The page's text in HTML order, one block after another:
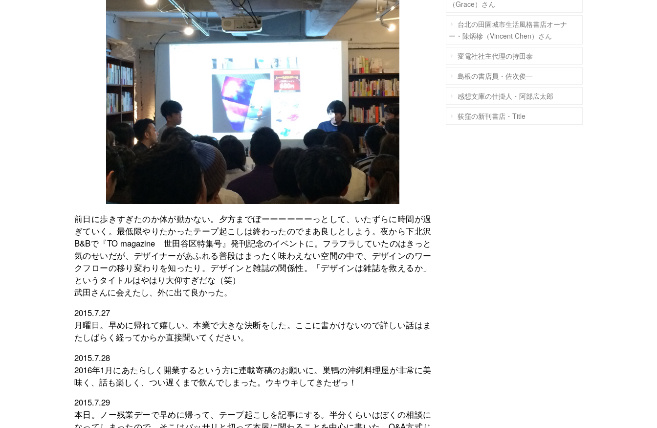
前日に歩きすぎたのか体が動かない。夕方までぼーーーーーーっとして、いたずらに時間が過
ぎていく。最低限やりたかったテープ起こしは終わったのでまあ良しとしよう。夜から下北沢
B&Bで『TO magazine 世田谷区特集号』発刊記念のイベントに。フラフラしていたのはきっと
気のせいだが、デザイナーがあふれる普段はまったく味わえない空間の中で、デザインのワー
クフローの移り変わりを知ったり。デザインと雑誌の関係性。「デザインは雑誌を救えるか」
というタイトルはやはり大仰すぎだな（笑）
武田さんに会えたし、外に出て良かった。
2015.7.27
月曜日。早めに帰れて嬉しい。本業で大きな決断をした。ここに書かけないので詳しい話はま
たしばらく経ってからか直接聞いてください。
2015.7.28
2016年1月にあたらしく開業するという方に連載寄稿のお願いに。巣鴨の沖縄料理屋が非常に美
味く、話も楽しく、つい遅くまで飲んでしまった。ウキウキしてきたぜっ！
2015.7.29
本日。ノー残業デーで早めに帰って、テープ起こしを記事にする。半分くらいはぼくの相談に
（Grace）さん
台北の田園城市生活風格書店オーナ
ー・陳炳槮（Vincent Chen）さん
変電社社主代理の持田泰
島根の書店員・佐次俊一
感想文庫の仕掛人・阿部広太郎
荻窪の新刊書店・Title